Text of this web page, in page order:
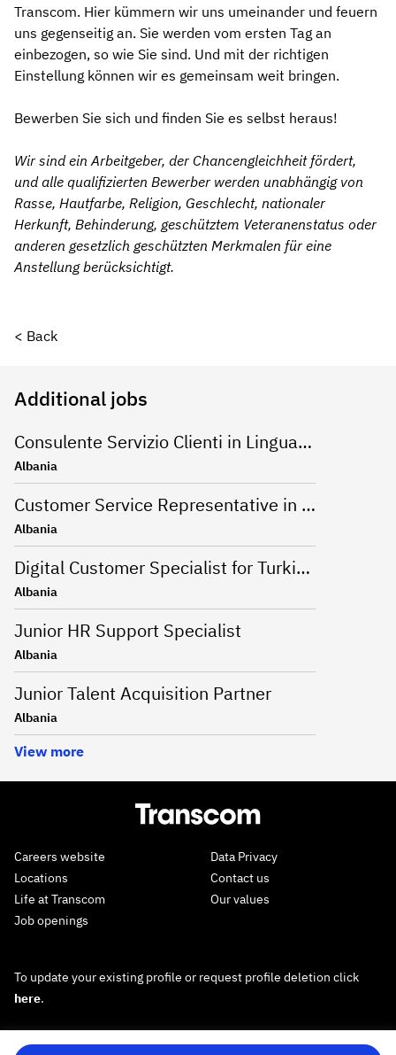
Transcom. Hier kümmern wir uns umeinander und feuern
uns gegenseitig an. Sie werden vom ersten Tag an
einbezogen, so wie Sie sind. Und mit der richtigen
Einstellung können wir es gemeinsam weit bringen.
Bewerben Sie sich und finden Sie es selbst heraus!
Wir sind ein Arbeitgeber, der Chancengleichheit fördert,
und alle qualifizierten Bewerber werden unabhängig von
Rasse, Hautfarbe, Religion, Geschlecht, nationaler
Herkunft, Behinderung, geschütztem Veteranenstatus oder
anderen gesetzlich geschützten Merkmalen für eine
Anstellung berücksichtigt.
< Back
Additional jobs
Consulente Servizio Clienti in Lingua Inglese
Albania
Customer Service Representative in German
Albania
Digital Customer Specialist for Turkish language
Albania
Junior HR Support Specialist
Albania
Junior Talent Acquisition Partner
Albania
View more
Careers website
Locations
Life at Transcom
Job openings
Data Privacy
Contact us
Our values
To update your existing profile or request profile deletion click
here.